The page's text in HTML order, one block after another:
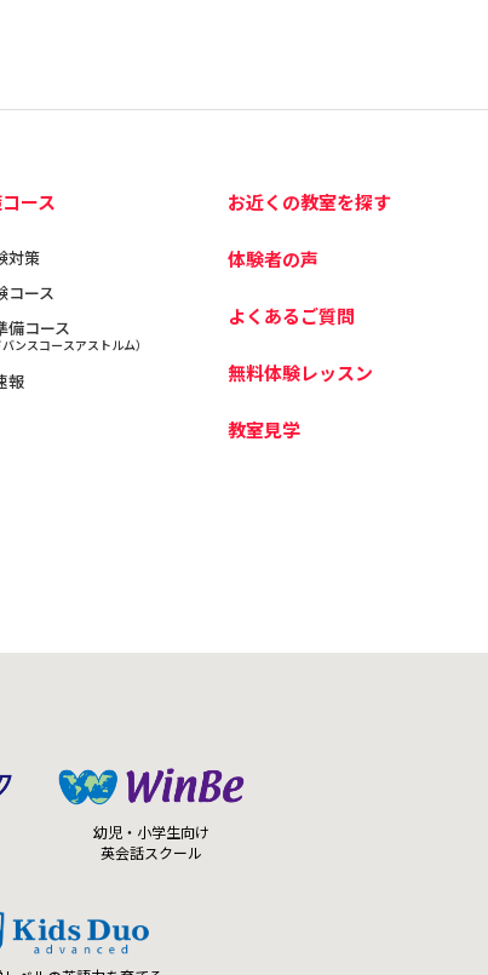
ース
対策
コース
備コース
バンスコースアストルム）
報
お近くの教室を探す
体験者の声
よくあるご質問
無料体験レッスン
教室見学
幼児・小学生向け
英会話スクール